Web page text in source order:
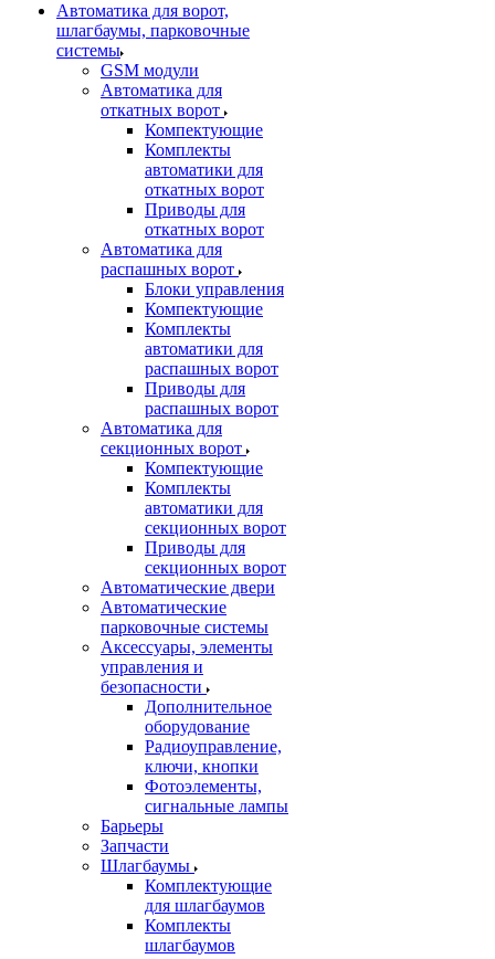
Автоматика для ворот,
шлагбаумы, парковочные
системы
GSM модули
Автоматика для
откатных ворот
Компектующие
Комплекты
автоматики для
откатных ворот
Приводы для
откатных ворот
Автоматика для
распашных ворот
Блоки управления
Компектующие
Комплекты
автоматики для
распашных ворот
Приводы для
распашных ворот
Автоматика для
секционных ворот
Компектующие
Комплекты
автоматики для
секционных ворот
Приводы для
секционных ворот
Автоматические двери
Автоматические
парковочные системы
Аксессуары, элементы
управления и
безопасности
Дополнительное
оборудование
Радиоуправление,
ключи, кнопки
Фотоэлементы,
сигнальные лампы
Барьеры
Запчасти
Шлагбаумы
Комплектующие
для шлагбаумов
Комплекты
шлагбаумов